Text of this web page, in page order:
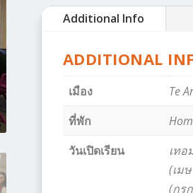
Additional Info
ADDITIONAL
เมือง
Te
ที่พัก
วันเปิดเรียน
เทอ
(เม
(กร